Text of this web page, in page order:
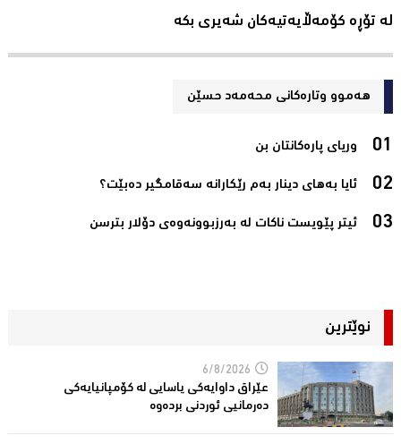
لە تۆڕە کۆمەڵایەتیەکان شەیری بکە
هەموو وتارەکانی محه‌مه‌د حسێن
وریای پارەکانتان بن‌
ئایا بەهای دینار بەم رێکارانە سەقامگیر دەبێت؟‌
ئیتر پێویست ناکات لە بەرزبوونەوەی دۆلار بترسن‌
نوێترین
6/8/2026
عێراق داوایەکی یاسایی لە کۆمپانیایه‌كی
دەرمانیى ئوردنی بردەوە